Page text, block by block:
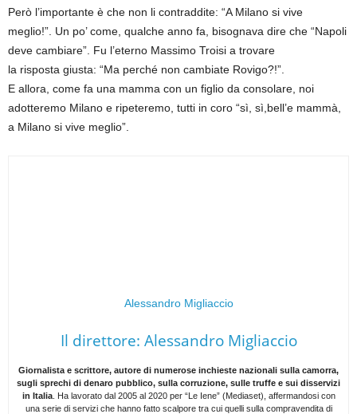
Però l’importante è che non li contraddite: “A Milano si vive
meglio!”. Un po’ come, qualche anno fa, bisognava dire che “Napoli
deve cambiare”. Fu l’eterno Massimo Troisi a trovare
la risposta giusta: “Ma perché non cambiate Rovigo?!”.
E allora, come fa una mamma con un figlio da consolare, noi
adotteremo Milano e ripeteremo, tutti in coro “sì, sì,bell’e mammà,
a Milano si vive meglio”.
Alessandro Migliaccio
Il direttore: Alessandro Migliaccio
Giornalista e scrittore, autore di numerose inchieste nazionali sulla camorra,
sugli sprechi di denaro pubblico, sulla corruzione, sulle truffe e sui disservizi
in Italia. Ha lavorato dal 2005 al 2020 per “Le Iene” (Mediaset), affermandosi con
una serie di servizi che hanno fatto scalpore tra cui quelli sulla compravendita di